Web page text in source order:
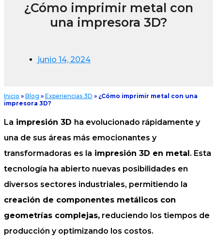
¿Cómo imprimir metal con
una impresora 3D?
junio 14, 2024
Inicio » Blog » Experiencias 3D » ¿Cómo imprimir metal con una
impresora 3D?
La impresión 3D ha evolucionado rápidamente y
una de sus áreas más emocionantes y
transformadoras es la impresión 3D en metal . Esta
tecnología ha abierto nuevas posibilidades en
diversos sectores industriales, permitiendo la
creación de componentes metálicos con
geometrías complejas, reduciendo los tiempos de
producción y optimizando los costos.